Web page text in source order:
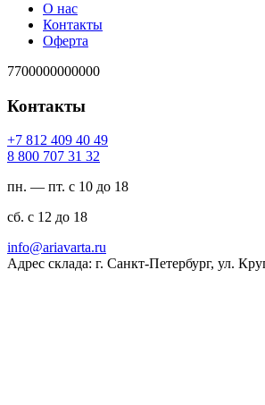
О нас
Контакты
Оферта
7700000000000
Контакты
94 04 904 218 7+
23 13 707 008 8
пн. — пт. с 10 до 18
сб. с 12 до 18
ur.atravaira@ofni
Адрес склада: г. Санкт-Петербург, ул.